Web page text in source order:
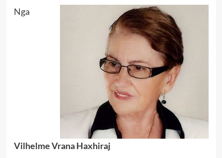
Nga
Vilhelme Vrana Haxhiraj